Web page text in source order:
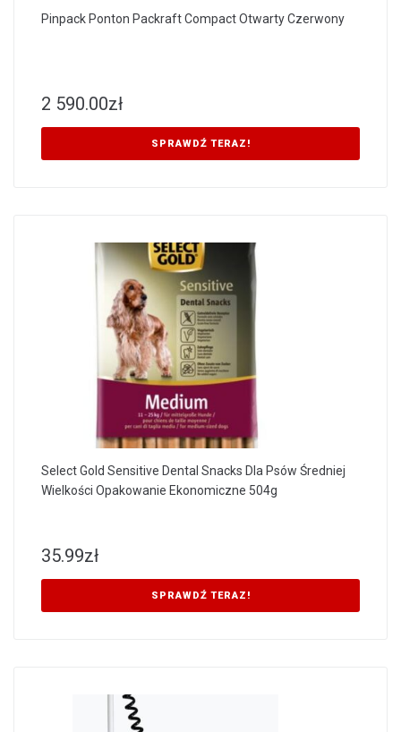
Pinpack Ponton Packraft Compact Otwarty Czerwony
2 590.00zł
SPRAWDŹ TERAZ!
Select Gold Sensitive Dental Snacks Dla Psów Średniej
Wielkości Opakowanie Ekonomiczne 504g
35.99zł
SPRAWDŹ TERAZ!